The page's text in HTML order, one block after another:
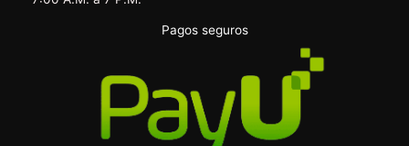
Pagos seguros